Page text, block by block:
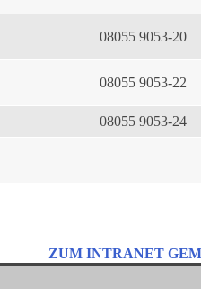
08055 9053-20
08055 9053-22
08055 9053-24
ZUM INTRANET